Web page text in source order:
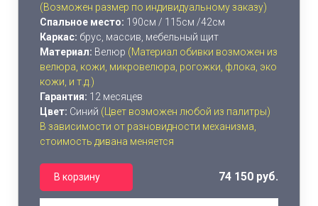
(Возможен размер по индивидуальному заказу)
Спальное место: 190см / 115см /42см
Каркас: брус, массив, мебельный щит
Материал: Велюр (Материал обивки возможен из
велюра, кожи, микровелюра, рогожки, флока, эко
кожи, и т.д.)
Гарантия: 12 месяцев
Цвет: Синий (Цвет возможен любой из палитры)
В зависимости от разновидности механизма,
стоимость дивана меняется
В корзину 74 150 руб.